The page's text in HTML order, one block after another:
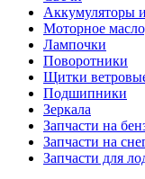
Аккумуляторы
Моторное
Лампочки
Поворотники
Щитки
Подшипники
Зеркала
Запчасти на
Запчасти на
Запчасти для